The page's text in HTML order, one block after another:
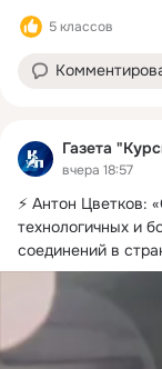
5 классов
Газета
вчера 18:57
⚡ Антон Цветков:
технологичных и
соединений в